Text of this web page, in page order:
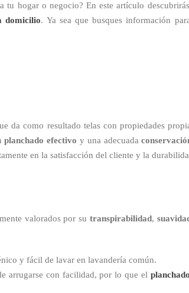
hogar o negocio? En este artículo
domicilio. Ya sea que busques información
da como resultado telas con propiedades
planchado efectivo y una adecuada
en la satisfacción del cliente y la
valorados por su transpirabilidad,
y fácil de lavar en lavandería común.
arrugarse con facilidad, por lo que el